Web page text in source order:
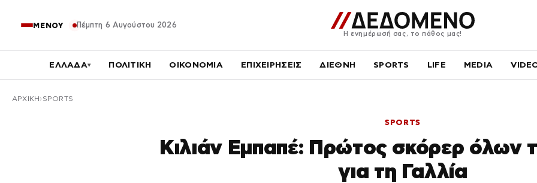
ΜΕΝΟΥ Πέμπτη 6 Αυγούστου 2026
Η ενημέρωσή σας, το πάθος μας!
ΕΛΛΑΔΑ▾ ΠΟΛΙΤΙΚΗ ΟΙΚΟΝΟΜΙΑ ΕΠΙΧΕΙΡΗΣΕΙΣ ΔΙΕΘΝΗ SPORTS LIFE MEDIA
ΑΡΧΙΚΉ SPORTS
SPORTS
Κιλιάν Εμπαπέ: Πρώτος σκόρερ όλων
για τη Γαλλία